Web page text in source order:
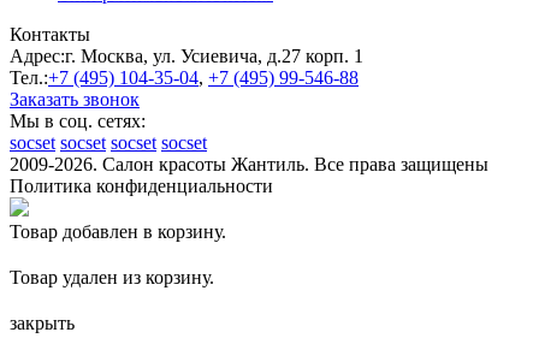
Контакты
Адрес:г. Москва, ул. Усиевича, д.27 корп. 1
Тел.:+7 (495) 104-35-04, +7 (495) 99-546-88
Заказать звонок
Мы в соц. сетях:
socset socset socset socset
2009-2026. Салон красоты Жантиль. Все права защищены
Политика конфиденциальности
Товар добавлен в корзину.
Товар удален из корзину.
закрыть